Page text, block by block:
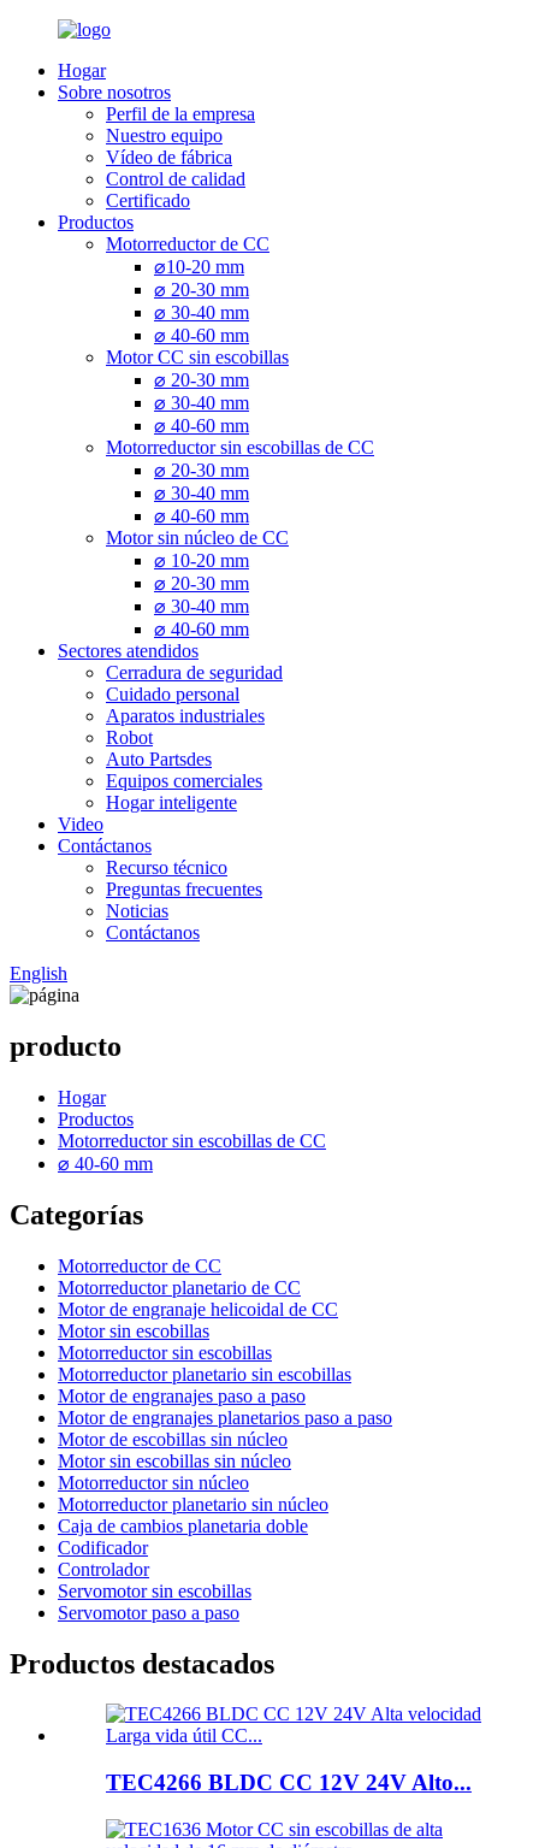
Hogar
Sobre nosotros
Perfil de la empresa
Nuestro equipo
Vídeo de fábrica
Control de calidad
Certificado
Productos
Motorreductor de CC
⌀10-20 mm
⌀ 20-30 mm
⌀ 30-40 mm
⌀ 40-60 mm
Motor CC sin escobillas
⌀ 20-30 mm
⌀ 30-40 mm
⌀ 40-60 mm
Motorreductor sin escobillas de CC
⌀ 20-30 mm
⌀ 30-40 mm
⌀ 40-60 mm
Motor sin núcleo de CC
⌀ 10-20 mm
⌀ 20-30 mm
⌀ 30-40 mm
⌀ 40-60 mm
Sectores atendidos
Cerradura de seguridad
Cuidado personal
Aparatos industriales
Robot
Auto Partsdes
Equipos comerciales
Hogar inteligente
Video
Contáctanos
Recurso técnico
Preguntas frecuentes
Noticias
Contáctanos
English
producto
Hogar
Productos
Motorreductor sin escobillas de CC
⌀ 40-60 mm
Categorías
Motorreductor de CC
Motorreductor planetario de CC
Motor de engranaje helicoidal de CC
Motor sin escobillas
Motorreductor sin escobillas
Motorreductor planetario sin escobillas
Motor de engranajes paso a paso
Motor de engranajes planetarios paso a paso
Motor de escobillas sin núcleo
Motor sin escobillas sin núcleo
Motorreductor sin núcleo
Motorreductor planetario sin núcleo
Caja de cambios planetaria doble
Codificador
Controlador
Servomotor sin escobillas
Servomotor paso a paso
Productos destacados
TEC4266 BLDC CC 12V 24V Alto...